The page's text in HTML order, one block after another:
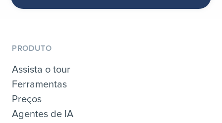
PRODUTO
Assista o tour
Ferramentas
Preços
Agentes de IA